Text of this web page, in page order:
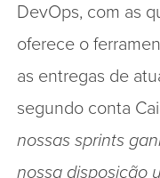
DevOps, com as
oferece o
as entregas de
segundo conta
nossas sprints
nossa disposição